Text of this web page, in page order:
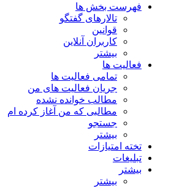
فهرست بخش ها
تالارهای گفتگو
قوانین
کاربران آنلاین
بیشتر
فعالیت ها
تمامی فعالیت ها
جریان فعالیت های من
مطالب خوانده نشده
مطالبی که من آغاز کرده ام
جستجو
بیشتر
تخته امتیازات
تبلیغات
بیشتر
بیشتر